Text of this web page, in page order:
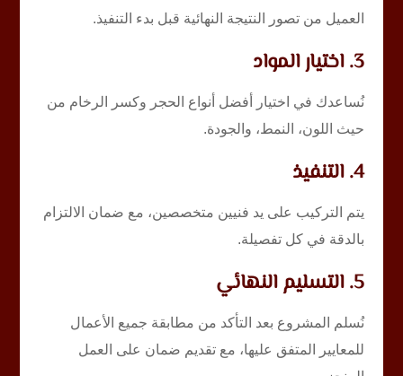
العميل من تصور النتيجة النهائية قبل بدء التنفيذ.
3. اختيار المواد
نُساعدك في اختيار أفضل أنواع الحجر وكسر الرخام من
حيث اللون، النمط، والجودة.
4. التنفيذ
يتم التركيب على يد فنيين متخصصين، مع ضمان الالتزام
بالدقة في كل تفصيلة.
5. التسليم النهائي
نُسلم المشروع بعد التأكد من مطابقة جميع الأعمال
للمعايير المتفق عليها، مع تقديم ضمان على العمل